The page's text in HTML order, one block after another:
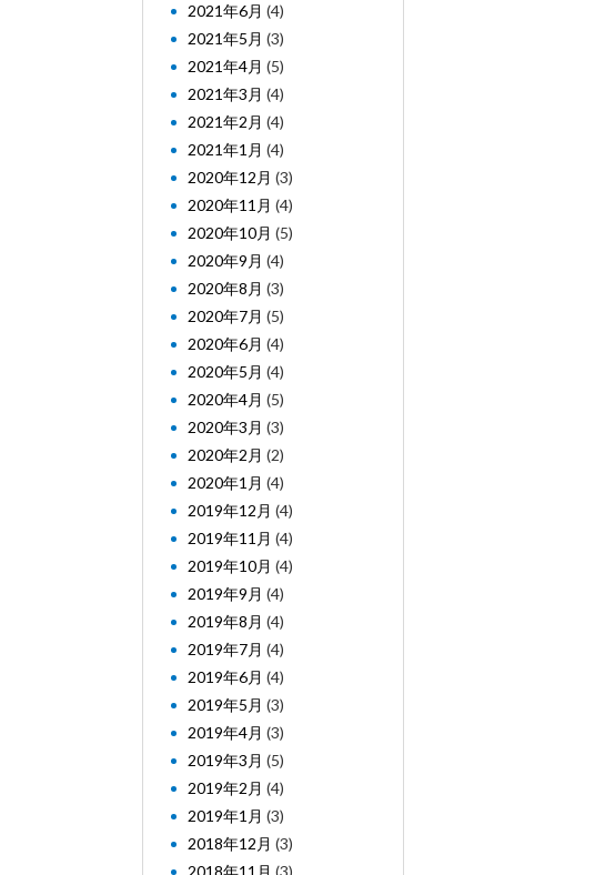
2021年6月 (4)
2021年5月 (3)
2021年4月 (5)
2021年3月 (4)
2021年2月 (4)
2021年1月 (4)
2020年12月 (3)
2020年11月 (4)
2020年10月 (5)
2020年9月 (4)
2020年8月 (3)
2020年7月 (5)
2020年6月 (4)
2020年5月 (4)
2020年4月 (5)
2020年3月 (3)
2020年2月 (2)
2020年1月 (4)
2019年12月 (4)
2019年11月 (4)
2019年10月 (4)
2019年9月 (4)
2019年8月 (4)
2019年7月 (4)
2019年6月 (4)
2019年5月 (3)
2019年4月 (3)
2019年3月 (5)
2019年2月 (4)
2019年1月 (3)
2018年12月 (3)
2018年11月 (3)